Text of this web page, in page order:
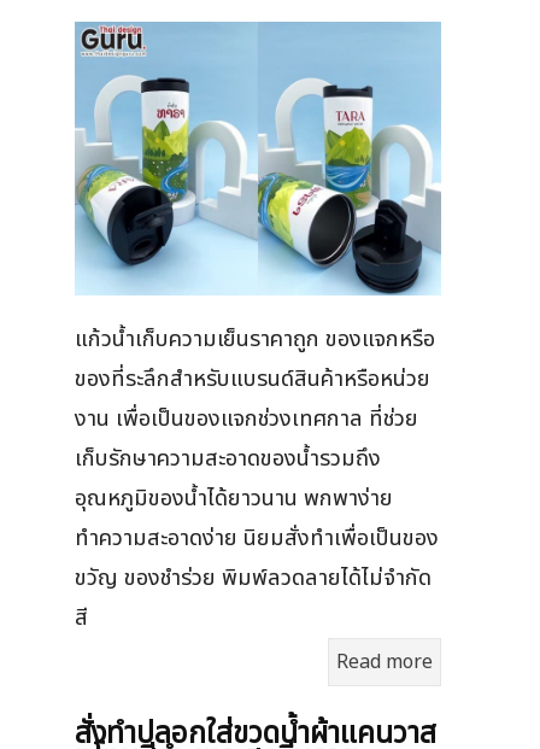
แก้วน้ำเก็บความเย็นราคาถูก ของแจกหรือ
ของที่ระลึกสำหรับแบรนด์สินค้าหรือหน่วย
งาน เพื่อเป็นของแจกช่วงเทศกาล ที่ช่วย
เก็บรักษาความสะอาดของน้ำรวมถึง
อุณหภูมิของน้ำได้ยาวนาน พกพาง่าย
ทำความสะอาดง่าย นิยมสั่งทำเพื่อเป็นของ
ขวัญ ของชำร่วย พิมพ์ลวดลายได้ไม่จำกัด
สี
Read more
สั่งทำปลอกใส่ขวดน้ำผ้าแคนวาส